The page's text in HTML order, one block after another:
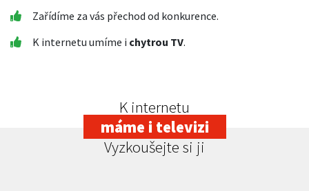
Zařídíme za vás přechod od konkurence.
K internetu umíme i chytrou TV.
K internetu
máme i televizi
Vyzkoušejte si ji